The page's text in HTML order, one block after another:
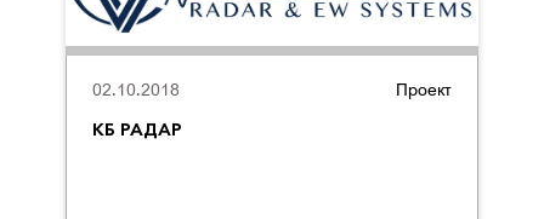
Проект
КБ РАДАР
02.10.2018